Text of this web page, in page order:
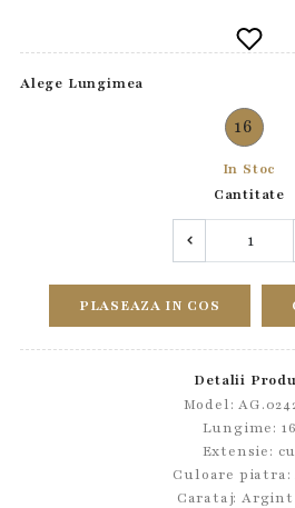
Alege Lungimea
16
In Stoc
Cantitate
PLASEAZA IN COS
Detalii
Model:
Lungime: 16
Extensie: cu
Culoare piatra:
Carataj: Argint